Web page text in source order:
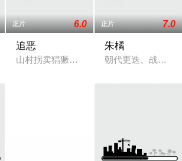
正片 6.0
追恶
山村拐卖猖獗，警察池峰孤身潜入寻凶，
正片 7.0
朱橘
朝代更迭、战乱四